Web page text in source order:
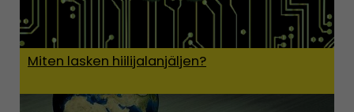
Miten lasken hiilijalanjäljen?